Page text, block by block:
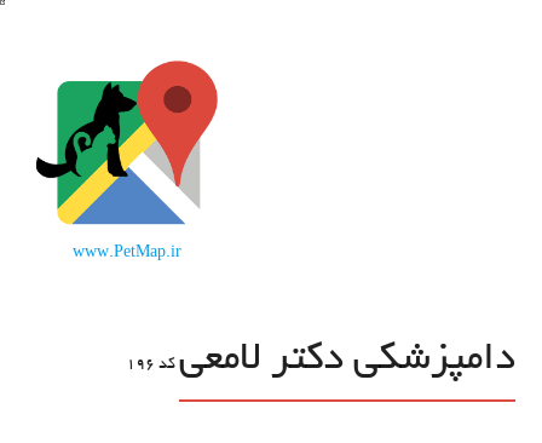
www.PetMap.ir
دامپزشکی دکتر لامعی کد 196